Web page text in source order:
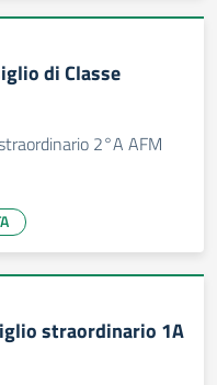
di Classe
2°A AFM
straordinario 1A